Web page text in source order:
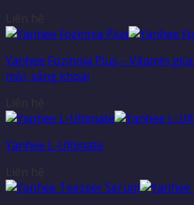
Yanhee Fozinnia Plus – Vitamin
mỏi, sảng khoái
Yanhee L-Ultimate